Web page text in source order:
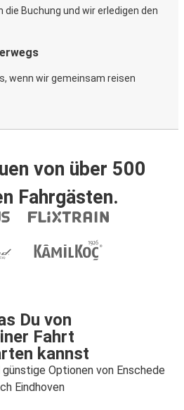
die Buchung und wir erledigen den
wenn wir gemeinsam reisen
von über 500
Fahrgästen.
Du von
Fahrt
kannst
Optionen von Enschede
Eindhoven